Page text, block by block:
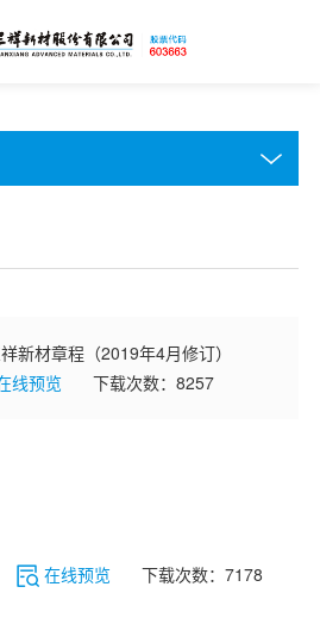
新材章程（2019年4月修订）
线预览 下载次数：8257
在线预览 下载次数：7178